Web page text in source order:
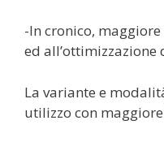
-In cronico,
ed all’ottimizzazione
La variante e
utilizzo con